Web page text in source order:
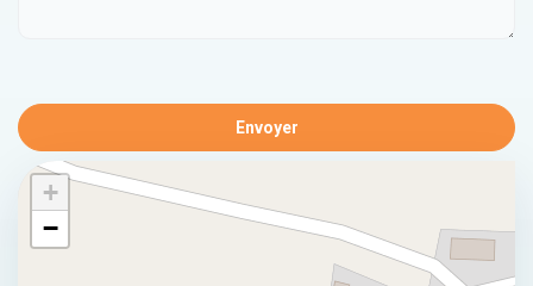
Envoyer
+
−